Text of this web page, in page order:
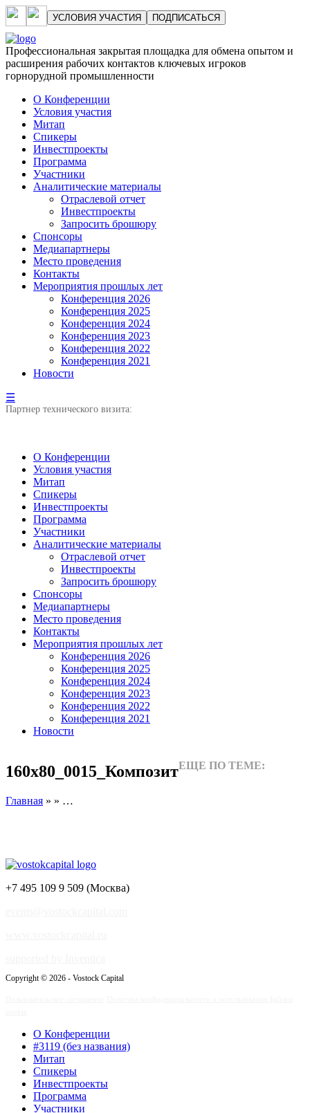
УСЛОВИЯ УЧАСТИЯ ПОДПИСАТЬСЯ
Профессиональная закрытая площадка для обмена опытом и
расширения рабочих контактов ключевых игроков
горнорудной промышленности
О Конференции
Условия участия
Митап
Спикеры
Инвестпроекты
Программа
Участники
Аналитические материалы
Отраслевой отчет
Инвестпроекты
Запросить брошюру
Спонсоры
Медиапартнеры
Место проведения
Контакты
Мероприятия прошлых лет
Конференция 2026
Конференция 2025
Конференция 2024
Конференция 2023
Конференция 2022
Конференция 2021
Новости
☰
Партнер технического визита:
О Конференции
Условия участия
Митап
Спикеры
Инвестпроекты
Программа
Участники
Аналитические материалы
Отраслевой отчет
Инвестпроекты
Запросить брошюру
Спонсоры
Медиапартнеры
Место проведения
Контакты
Мероприятия прошлых лет
Конференция 2026
Конференция 2025
Конференция 2024
Конференция 2023
Конференция 2022
Конференция 2021
Новости
160x80_0015_Композит
Главная » » …
ЕЩЕ ПО ТЕМЕ:
+7 495 109 9 509 (Москва)
Copyright © 2026 - Vostock Capital
О Конференции
#3119 (без названия)
Митап
Спикеры
Инвестпроекты
Программа
Участники